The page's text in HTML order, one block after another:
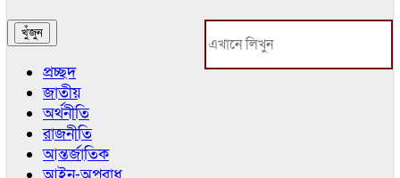
প্রচ্ছদ
জাতীয়
অর্থনীতি
রাজনীতি
আন্তর্জাতিক